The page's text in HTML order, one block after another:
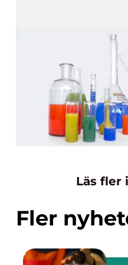
Läs fler
Fler